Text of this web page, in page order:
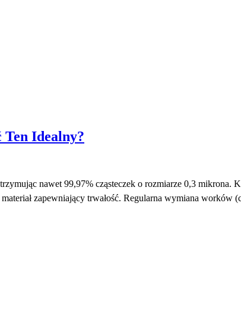
Idealny?
nawet 99,97% cząsteczek o rozmiarze 0,3 mikrona.
zapewniający trwałość. Regularna wymiana worków